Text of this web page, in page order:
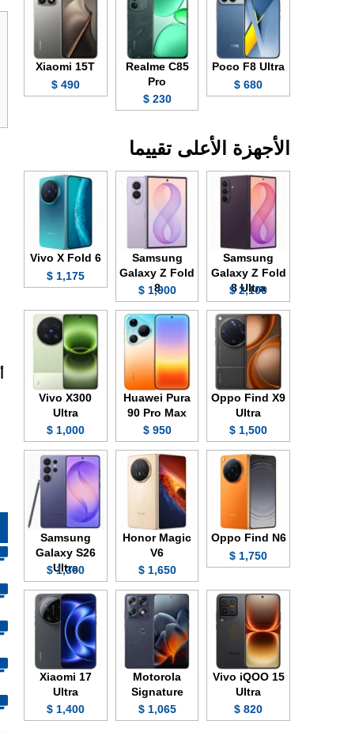
Poco F8 Ultra
680 $
Realme C85
Pro
230 $
Xiaomi 15T
490 $
الأجهزة الأعلى تقييما
Samsung
Galaxy Z Fold
8 Ultra
2,100 $
Samsung
Galaxy Z Fold
8
1,900 $
Vivo X Fold 6
1,175 $
Oppo Find X9
Ultra
1,500 $
Huawei Pura
90 Pro Max
950 $
Vivo X300
Ultra
1,000 $
Oppo Find N6
1,750 $
Honor Magic
V6
1,650 $
Samsung
Galaxy S26
Ultra
1,300 $
Vivo iQOO 15
Ultra
820 $
Motorola
Signature
1,065 $
Xiaomi 17
Ultra
1,400 $